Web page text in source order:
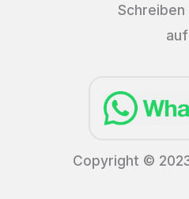
Schreiben
auf
Copyright ©